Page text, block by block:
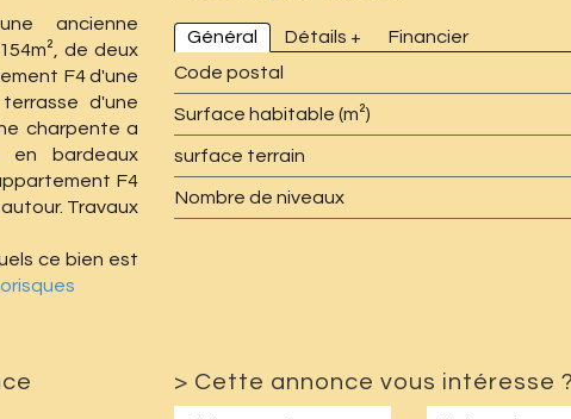
ancienne
de deux
F4 d'une
d'une
charpente a
bardeaux
F4
Travaux
ce bien est
Général Détails +
Financier
Code postal
Surface habitable (m²)
surface terrain
Nombre de niveaux
> Cette annonce vous intéresse ?